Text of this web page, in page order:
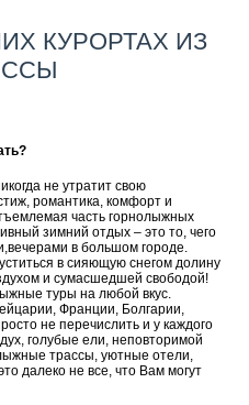
КУРОРТАХ ИЗ
не утратит свою
романтика, комфорт и
часть горнолыжных
зимний отдых – это то, чего
в большом городе.
в сияющую снегом долину
и сумасшедшей свободой!
туры на любой вкус.
Франции, Болгарии,
не перечислить и у каждого
голубые ели, неповторимой
трассы, уютные отели,
далеко не все, что Вам могут